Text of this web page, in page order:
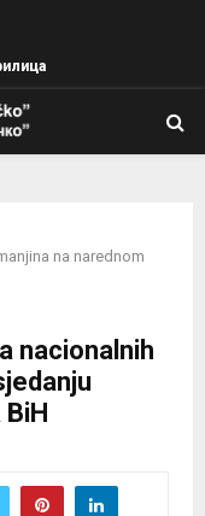
na narednom
nacionalnih